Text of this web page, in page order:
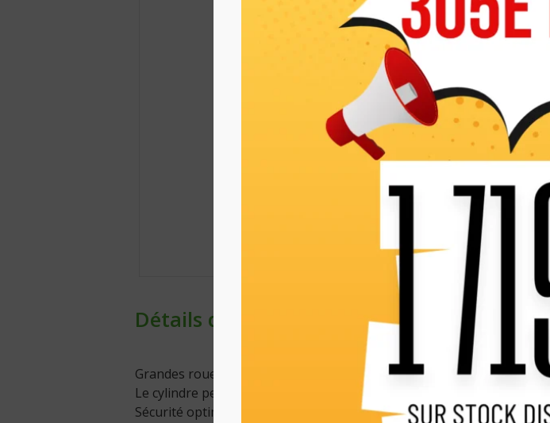
Détails du produit
Grandes roues et attelage trois points pour le transport de l’appareil
Le cylindre peut être abaissé et les bras peuvent être repliés
Sécurité optimale grâce à une commande bimanuelle